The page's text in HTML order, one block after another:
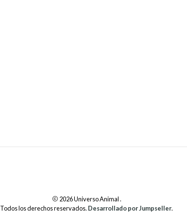
2026 Universo Animal .
Todos los derechos reservados. Desarrollado por Jumpseller.